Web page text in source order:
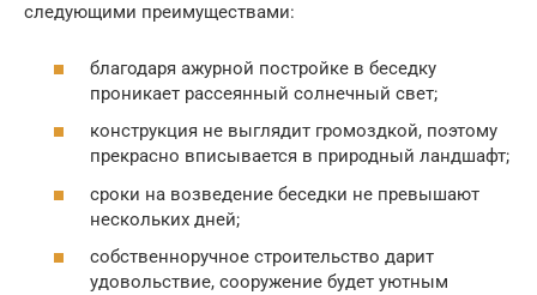
следующими преимуществами:
благодаря ажурной постройке в беседку
проникает рассеянный солнечный свет;
конструкция не выглядит громоздкой, поэтому
прекрасно вписывается в природный ландшафт;
сроки на возведение беседки не превышают
нескольких дней;
собственноручное строительство дарит
удовольствие, сооружение будет уютным